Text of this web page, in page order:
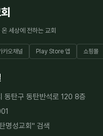
세상에 전하는 교회
카오채널 Play Store 앱 쇼핑몰
동탄구 동탄반석로 120 8층
명성교회" 검색